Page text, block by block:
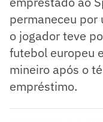
permaneceu por
o jogador teve
futebol europeu
mineiro após o
empréstimo.